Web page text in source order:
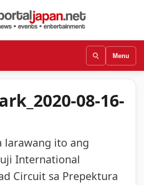
Menu
08-16-
larawang ito ang
International
Circuit sa Prepektura